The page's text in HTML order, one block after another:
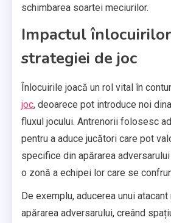
schimbarea soartei meciurilor.
Impactul
strategiei de joc
Înlocuirile joacă un rol vital în
joc, deoarece pot introduce noi
fluxul jocului. Antrenorii folosesc
pentru a aduce jucători care pot
specifice din apărarea
o zonă a echipei lor care se
De exemplu, aducerea unui
apărarea adversarului, creând